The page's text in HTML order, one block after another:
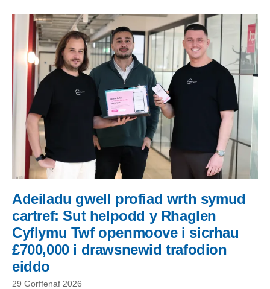
Adeiladu gwell profiad wrth symud
cartref: Sut helpodd y Rhaglen
Cyflymu Twf openmoove i sicrhau
£700,000 i drawsnewid trafodion
eiddo
29 Gorffenaf 2026